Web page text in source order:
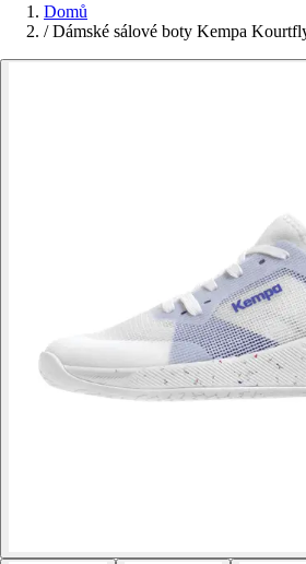
Domů
/ Dámské sálové boty Kempa